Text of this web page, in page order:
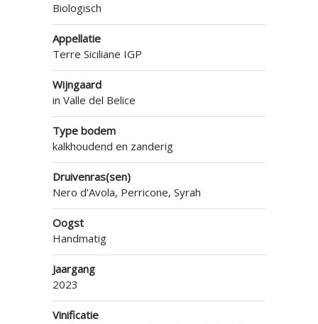
Biologisch
Appellatie
Terre Siciliane IGP
Wijngaard
in Valle del Belice
Type bodem
kalkhoudend en zanderig
Druivenras(sen)
Nero d'Avola, Perricone, Syrah
Oogst
Handmatig
Jaargang
2023
Vinificatie